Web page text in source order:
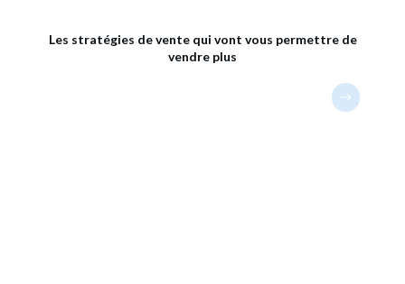
Les stratégies de vente qui vont vous permettre de
vendre plus